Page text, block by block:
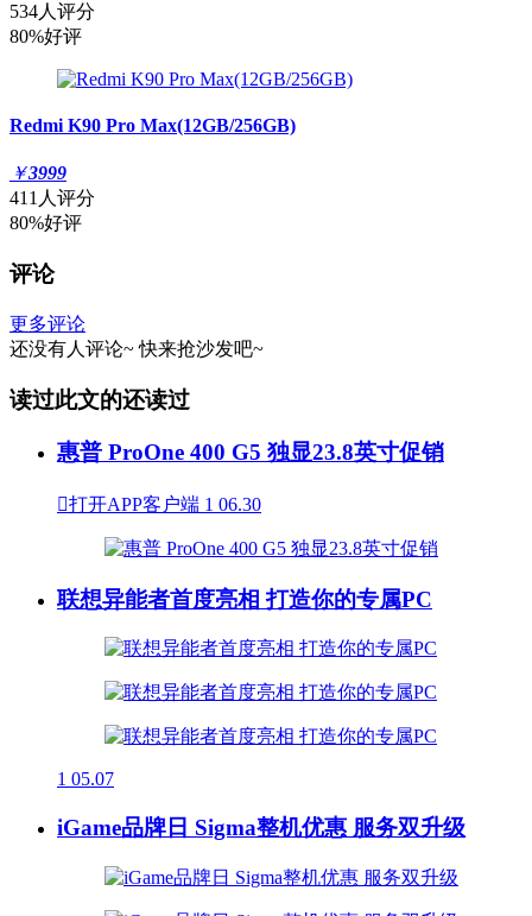
534人评分
80%好评
Redmi K90 Pro Max(12GB/256GB)
￥3999
411人评分
80%好评
评论
更多评论
还没有人评论~ 快来抢沙发吧~
读过此文的还读过
惠普 ProOne 400 G5 独显23.8英寸促销
打开APP客户端 1 06.30
联想异能者首度亮相 打造你的专属PC
1 05.07
iGame品牌日 Sigma整机优惠 服务双升级